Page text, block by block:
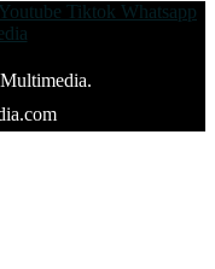
Youtube Tiktok Whatsapp